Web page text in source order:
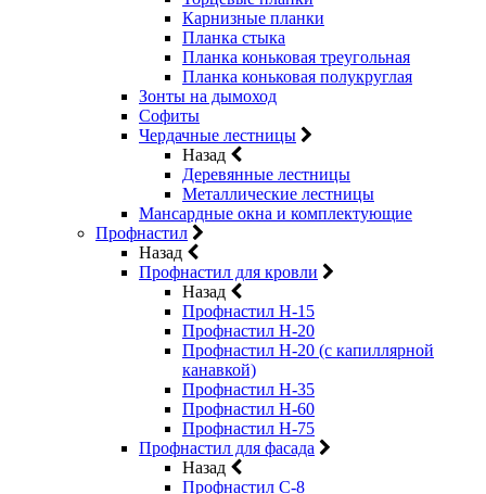
Карнизные планки
Планка стыка
Планка коньковая треугольная
Планка коньковая полукруглая
Зонты на дымоход
Софиты
Чердачные лестницы
Назад
Деревянные лестницы
Металлические лестницы
Мансардные окна и комплектующие
Профнастил
Назад
Профнастил для кровли
Назад
Профнастил Н-15
Профнастил Н-20
Профнастил Н-20 (с капиллярной
канавкой)
Профнастил Н-35
Профнастил Н-60
Профнастил Н-75
Профнастил для фасада
Назад
Профнастил С-8